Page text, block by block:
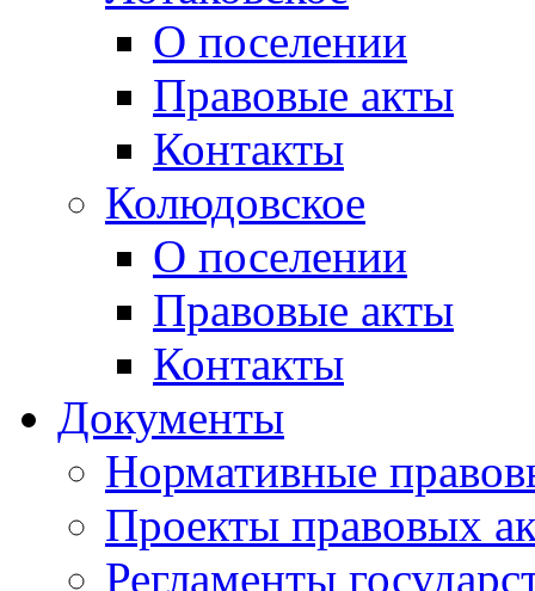
О поселении
Правовые акты
Контакты
Колюдовское
О поселении
Правовые акты
Контакты
Документы
Нормативные
Проекты правовых
Регламенты